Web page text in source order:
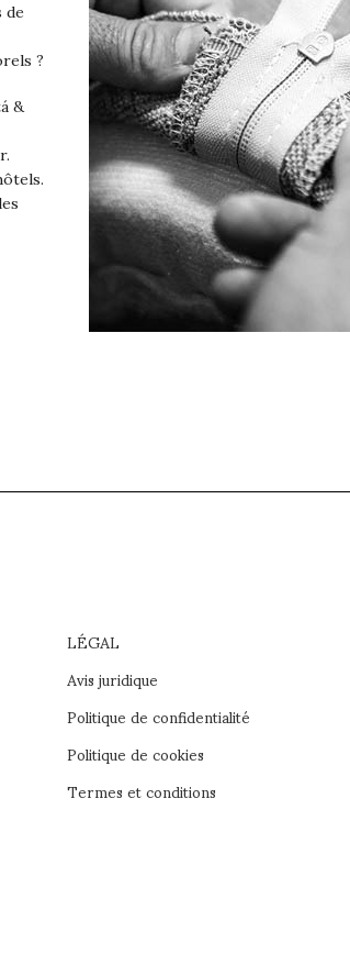
de
?
&
LÉGAL
Avis juridique
Politique de confidentialité
Politique de cookies
Termes et conditions